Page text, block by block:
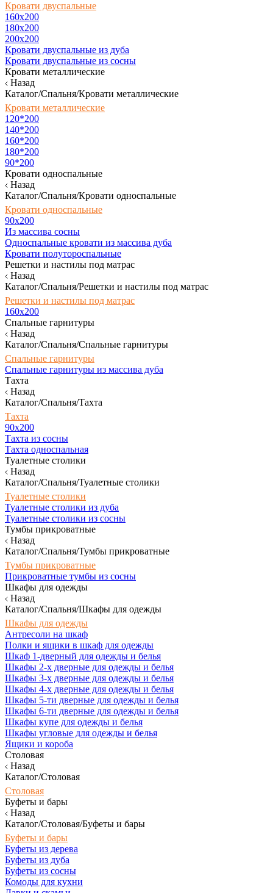
Кровати двуспальные
160х200
180x200
200x200
Кровати двуспальные из дуба
Кровати двуспальные из сосны
Кровати металлические
Назад
Каталог/Спальня/Кровати металлические
Кровати металлические
120*200
140*200
160*200
180*200
90*200
Кровати односпальные
Назад
Каталог/Спальня/Кровати односпальные
Кровати односпальные
90х200
Из массива сосны
Односпальные кровати из массива дуба
Кровати полутороспальные
Решетки и настилы под матрас
Назад
Каталог/Спальня/Решетки и настилы под матрас
Решетки и настилы под матрас
160х200
Спальные гарнитуры
Назад
Каталог/Спальня/Спальные гарнитуры
Спальные гарнитуры
Спальные гарнитуры из массива дуба
Тахта
Назад
Каталог/Спальня/Тахта
Тахта
90х200
Тахта из сосны
Тахта односпальная
Туалетные столики
Назад
Каталог/Спальня/Туалетные столики
Туалетные столики
Туалетные столики из дуба
Туалетные столики из сосны
Тумбы прикроватные
Назад
Каталог/Спальня/Тумбы прикроватные
Тумбы прикроватные
Прикроватные тумбы из сосны
Шкафы для одежды
Назад
Каталог/Спальня/Шкафы для одежды
Шкафы для одежды
Антресоли на шкаф
Полки и ящики в шкаф для одежды
Шкаф 1-дверный для одежды и белья
Шкафы 2-х дверные для одежды и белья
Шкафы 3-х дверные для одежды и белья
Шкафы 4-х дверные для одежды и белья
Шкафы 5-ти дверные для одежды и белья
Шкафы 6-ти дверные для одежды и белья
Шкафы купе для одежды и белья
Шкафы угловые для одежды и белья
Ящики и короба
Столовая
Назад
Каталог/Столовая
Столовая
Буфеты и бары
Назад
Каталог/Столовая/Буфеты и бары
Буфеты и бары
Буфеты из дерева
Буфеты из дуба
Буфеты из сосны
Комоды для кухни